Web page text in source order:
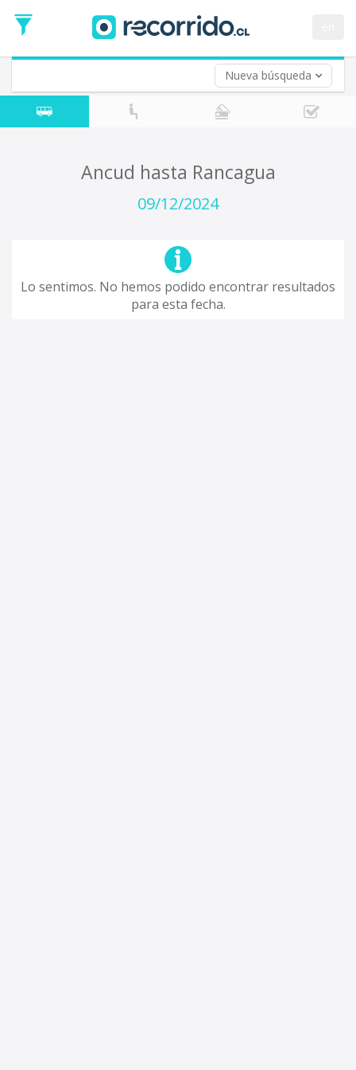
Nueva búsqueda
de
Ida
Vuelta (opcional)
Fecha
de
Ancud hasta Rancagua
09/12/2024
Lo sentimos. No hemos podido encontrar resultados
para esta fecha.